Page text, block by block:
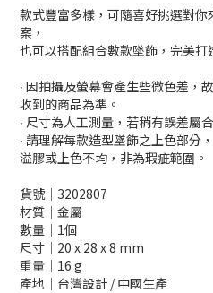
款式豐富多樣，可隨喜好挑選對
案，
也可以搭配組合數款墜飾，完美打
∙ 因拍攝及螢幕會產生些微色差，
收到的商品為準。
∙ 尺寸為人工測量，若稍有誤差屬
∙ 請理解每款造型墜飾之上色部分
溢膠或上色不均，非為瑕疵範圍。
貨號│3202807
材質│金屬
數量│1個
尺寸│20 x 28 x 8 mm
重量│16 g
產地│台灣設計 / 中國生產